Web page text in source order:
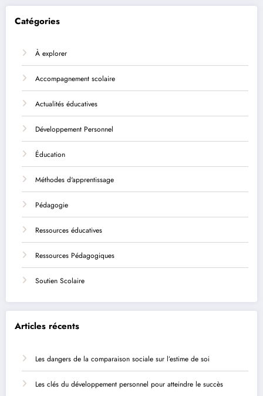
Catégories
À explorer
Accompagnement scolaire
Actualités éducatives
Développement Personnel
Éducation
Méthodes d'apprentissage
Pédagogie
Ressources éducatives
Ressources Pédagogiques
Soutien Scolaire
Articles récents
Les dangers de la comparaison sociale sur l’estime de soi
Les clés du développement personnel pour atteindre le succès